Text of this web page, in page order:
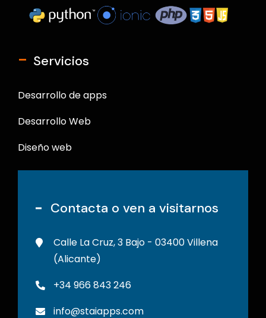
- Servicios
Desarrollo de apps
Desarrollo Web
Diseño web
Contacta o ven a visitarnos
Calle La Cruz, 3 Bajo - 03400 Villena
(Alicante)
+34 966 843 246
info@staiapps.com